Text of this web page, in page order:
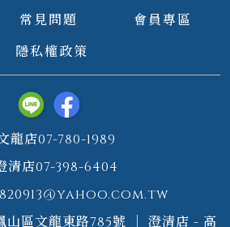
常見問題
會員專區
隱私權政策
龍店07-780-1989
清店07-398-6404
山區文龍東路785號 ｜ 澄清店 - 高